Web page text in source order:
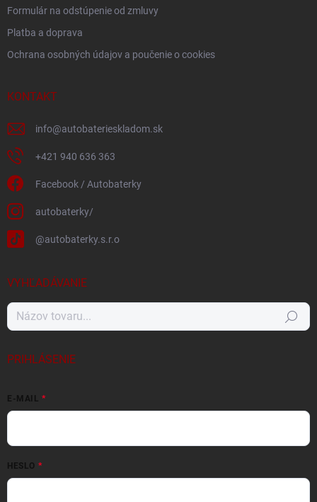
Formulár na odstúpenie od zmluvy
Platba a doprava
Ochrana osobných údajov a poučenie o cookies
KONTAKT
info@autobaterieskladom.sk
+421 940 636 363
Facebook / Autobaterky
autobaterky/
@autobaterky.s.r.o
VYHĽADÁVANIE
Hľadať
PRIHLÁSENIE
E-MAIL
HESLO